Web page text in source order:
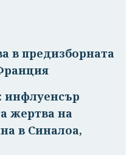
в предизборната
инфлуенсър
жертва на
в Синалоа,